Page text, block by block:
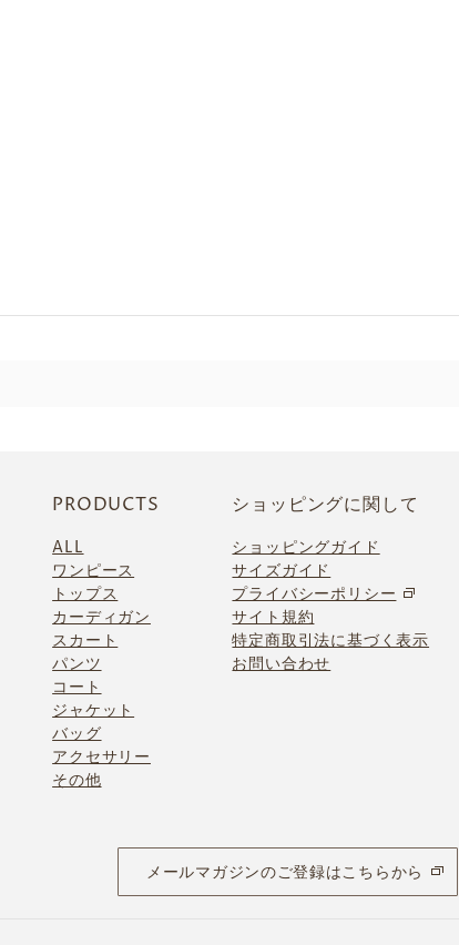
PRODUCTS
ALL
ワンピース
トップス
カーディガン
スカート
パンツ
コート
ジャケット
バッグ
アクセサリー
その他
ショッピングに関して
ショッピングガイド
サイズガイド
プライバシーポリシー
サイト規約
特定商取引法に基づく表示
お問い合わせ
メールマガジンのご登録はこちらから